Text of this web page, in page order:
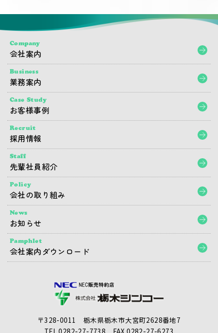
Company
会社案内
Business
業務案内
Case Study
お客様事例
Recruit
採用情報
Staff
先輩社員紹介
Policy
会社の取り組み
News
お知らせ
Pamphlet
会社案内ダウンロード
〒328-0011 栃木県栃木市大宮町2628番地7
TEL.0282-27-7738 FAX.0282-27-6273